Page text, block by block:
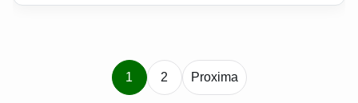
1 2 Proxima